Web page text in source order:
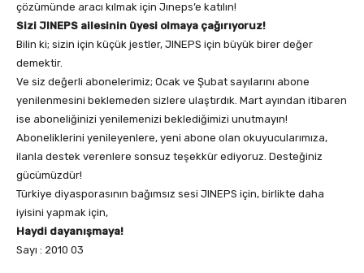
çözümünde aracı kılmak için Jıneps’e katılın!
Sizi JINEPS ailesinin üyesi olmaya çağırıyoruz!
Bilin ki; sizin için küçük jestler, JINEPS için büyük birer değer
demektir.
Ve siz değerli abonelerimiz; Ocak ve Şubat sayılarını abone
yenilenmesini beklemeden sizlere ulaştırdık. Mart ayından itibaren
ise aboneliğinizi yenilemenizi beklediğimizi unutmayın!
Aboneliklerini yenileyenlere, yeni abone olan okuyucularımıza,
ilanla destek verenlere sonsuz teşekkür ediyoruz. Desteğiniz
gücümüzdür!
Türkiye diyasporasının bağımsız sesi JINEPS için, birlikte daha
iyisini yapmak için,
Haydi dayanışmaya!
Sayı : 2010 03